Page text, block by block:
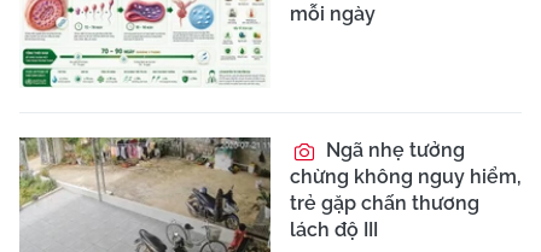
mỗi ngày
Ngã nhẹ tưởng
chừng không nguy hiểm,
trẻ gặp chấn thương
lách độ III